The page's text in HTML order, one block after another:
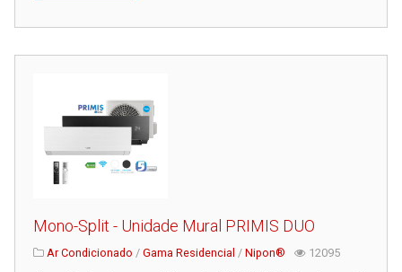
Mono-Split - Unidade Mural PRIMIS DUO
Ar Condicionado / Gama Residencial / Nipon® 12095